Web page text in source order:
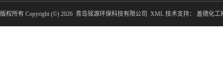
版权所有 Copyright (©) 2026 青岛铭源环保科技有限公司 XML 技术支持： 盖德化工